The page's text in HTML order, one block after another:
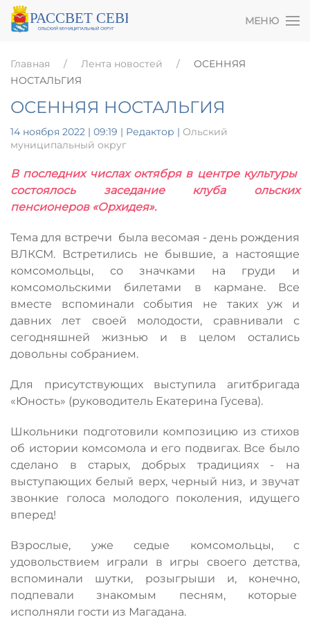
МЕНЮ
Главная Лента новостей
ОСЕННЯЯ
НОСТАЛЬГИЯ
ОСЕННЯЯ НОСТАЛЬГИЯ
14 ноября 2022 | 09:19 | Редактор | Ольский
муниципальный округ
В последних числах октября в центре культуры
состоялось заседание клуба ольских
пенсионеров «Орхидея».
Тема для встречи была весомая - день рождения
ВЛКСМ. Встретились не бывшие, а настоящие
комсомольцы, со значками на груди и
комсомольскими билетами в кармане. Все
вместе вспоминали события не таких уж и
давних лет своей молодости, сравнивали с
сегодняшней жизнью и в целом остались
довольны собранием.
Для присутствующих выступила агитбригада
«Юность» (руководитель Екатерина Гусева).
Школьники подготовили композицию из стихов
об истории комсомола и его подвигах. Все было
сделано в старых, добрых традициях - на
выступающих белый верх, черный низ, и звучат
звонкие голоса молодого поколения, идущего
вперед!
Взрослые, уже седые комсомольцы, с
удовольствием играли в игры своего детства,
вспоминали шутки, розыгрыши и, конечно,
подпевали знакомым песням, которые
исполняли гости из Магадана.